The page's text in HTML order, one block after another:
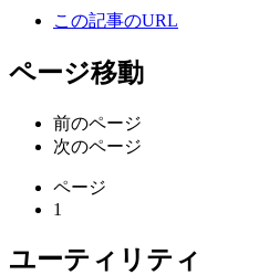
この記事のURL
ページ移動
前のページ
次のページ
ページ
1
ユーティリティ